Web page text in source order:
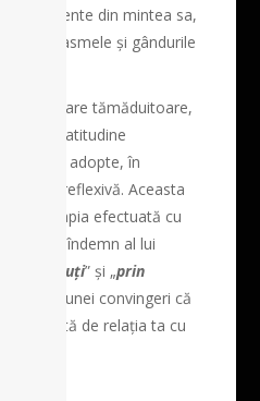
inconștiente din mintea sa,
fantasmele și gândurile
comunicare tămăduitoare,
la o atitudine
și să adopte, în
dar și reflexivă. Aceasta
în terapia efectuată cu
îndemn al lui
tine însuți” și „prin
conform unei convingeri că
reflectată de relația ta cu